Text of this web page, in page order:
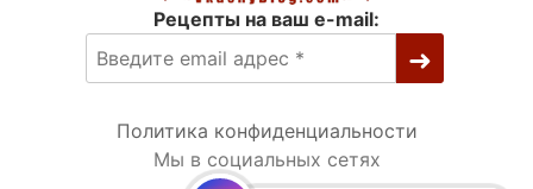
Рецепты на ваш e-mail:
Политика конфиденциальности
Мы в социальных сетях